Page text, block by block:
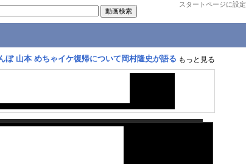
スタートページに設定
ぼ 山本 めちゃイケ復帰について岡村隆史が語る もっと見る